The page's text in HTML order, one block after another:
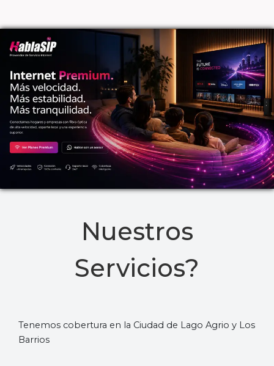
Nuestros
Servicios?
Tenemos cobertura en la Ciudad de Lago Agrio y Los
Barrios